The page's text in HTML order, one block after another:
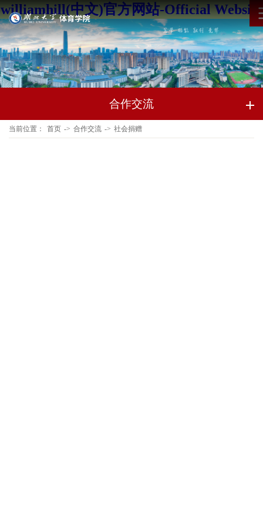
williamhill(中文)官方网站-Official Website
合作交流
当前位置： 首页 -> 合作交流 -> 社会捐赠